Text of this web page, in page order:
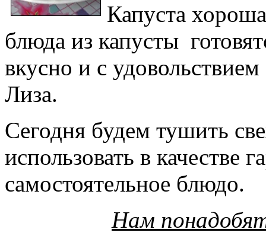
Капуста
блюда из капусты
вкусно и с
Лиза.
Сегодня будем тушить
использовать в качестве
самостоятельное блюдо.
Нам